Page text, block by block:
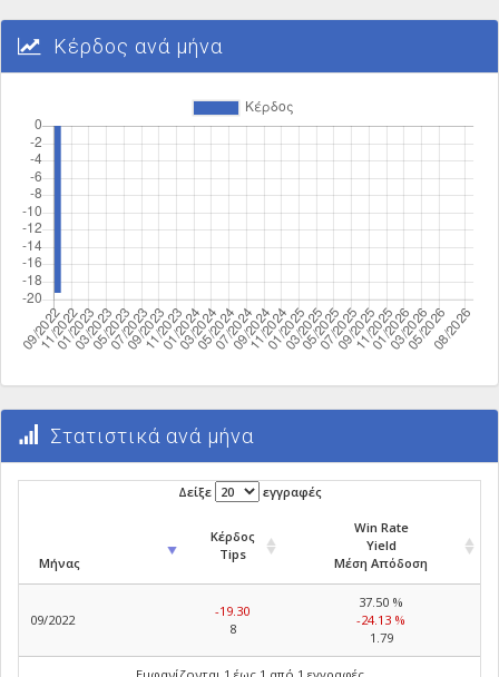
Κέρδος ανά μήνα
Στατιστικά ανά μήνα
Δείξε εγγραφές
Μήνας
Κέρδος
Tips
Win Rate
Yield
Μέση Απόδοση
09/2022
-19.30
8
37.50 %
-24.13 %
1.79